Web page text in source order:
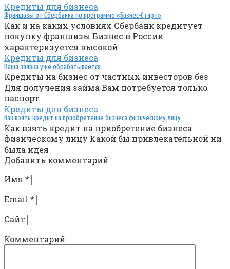
Кредиты для бизнеса
Франшизы от Сбербанка по программе «Бизнес-Старт»
Как и на каких условиях Сбербанк кредитует
покупку франшизы Бизнес в России
характеризуется высокой
Кредиты для бизнеса
Ваша заявка уже обрабатывается
Кредиты на бизнес от частных инвесторов без
Для получения займа Вам потребуется только
паспорт
Кредиты для бизнеса
Как взять кредит на приобретение бизнеса физическому лицу
Как взять кредит на приобретение бизнеса
физическому лицу Какой бы привлекательной ни
была идея
Добавить комментарий
Имя *
Email *
Сайт
Комментарий